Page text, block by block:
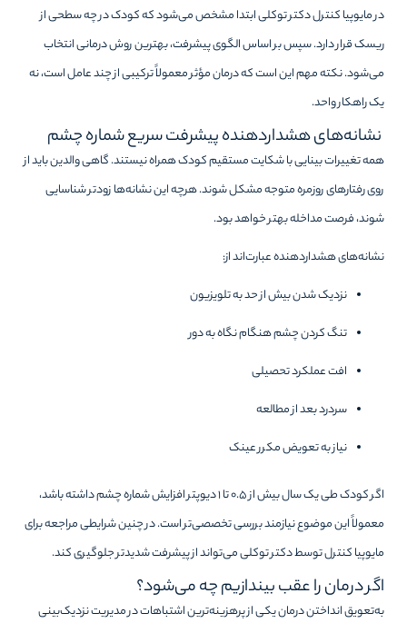
در مایوپیا کنترل دکتر توکلی ابتدا مشخص می‌شود که کودک در چه سطحی از
ریسک قرار دارد. سپس بر اساس الگوی پیشرفت، بهترین روش درمانی انتخاب
می‌شود. نکته مهم این است که درمان مؤثر معمولاً ترکیبی از چند عامل است، نه
یک راهکار واحد.
نشانه‌های هشداردهنده پیشرفت سریع شماره چشم
همه تغییرات بینایی با شکایت مستقیم کودک همراه نیستند. گاهی والدین باید از
روی رفتارهای روزمره متوجه مشکل شوند. هرچه این نشانه‌ها زودتر شناسایی
شوند، فرصت مداخله بهتر خواهد بود.
نشانه‌های هشداردهنده عبارت‌اند از:
نزدیک شدن بیش از حد به تلویزیون
تنگ کردن چشم هنگام نگاه به دور
افت عملکرد تحصیلی
سردرد بعد از مطالعه
نیاز به تعویض مکرر عینک
اگر کودک طی یک سال بیش از ۰.۵ تا ۱ دیوپتر افزایش شماره چشم داشته باشد،
معمولاً این موضوع نیازمند بررسی تخصصی‌تر است. در چنین شرایطی مراجعه برای
مایوپیا کنترل توسط دکتر توکلی می‌تواند از پیشرفت شدیدتر جلوگیری کند.
اگر درمان را عقب بیندازیم چه می‌شود؟
به‌تعویق انداختن درمان یکی از پرهزینه‌ترین اشتباهات در مدیریت نزدیک‌بینی